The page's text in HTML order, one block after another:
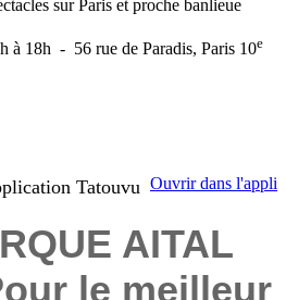
sur Paris et proche banlieue
à 18h - 56 rue de Paradis, Paris 10e
Ouvrir dans l'appli
Tatouvu
AITAL
le meilleur